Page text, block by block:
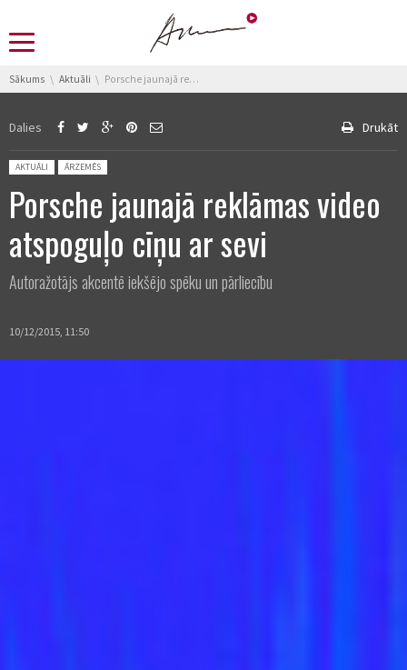
You are here:
Sākums Aktuāli Porsche jaunajā reklāmas video atspoguļo cīņu ar sevi
Dalies Drukāt
Posted in:
AKTUĀLI ĀRZEMĒS
Porsche jaunajā reklāmas video
atspoguļo cīņu ar sevi
Autoražotājs akcentē iekšējo spēku un pārliecību
10/12/2015, 11:50